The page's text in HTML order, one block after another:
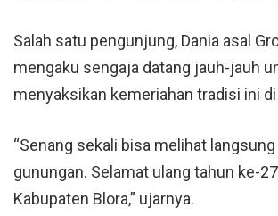
Salah satu pengunjung, Dania asal
mengaku sengaja datang jauh-jauh
menyaksikan kemeriahan tradisi ini di
“Senang sekali bisa melihat langsung
gunungan. Selamat ulang tahun ke-
Kabupaten Blora,” ujarnya.